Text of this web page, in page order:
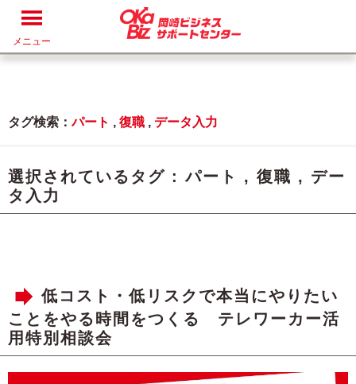
メニュー
タグ検索：パート , 復職 , データ入力
選択されているタグ :パート , 復職 , デー
タ入力
低コスト・低リスクで本当にやりたい
ことをやる時間をつくる テレワーカー活
用特別相談会